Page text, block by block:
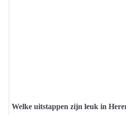
Welke uitstappen zijn leuk in